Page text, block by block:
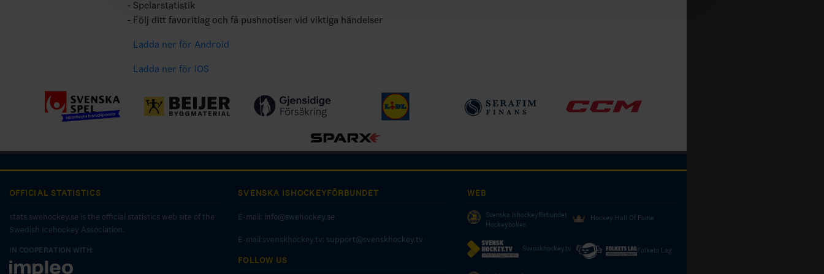
Spelarstatistik
Följ ditt favoritlag och få pushnotiser vid viktiga händelser
Ladda ner för Android
Ladda ner för IOS
OFFICIAL STATISTICS
stats.swehockey.se is the official statistics web site of the
Swedish Icehockey Association.
IN COOPERATION WITH:
SVENSKA ISHOCKEYFÖRBUNDET
E-mail: info@swehockey.se
E-mail:svenskhockey.tv: support@svenskhockey.tv
FOLLOW US
WEB
Svenska Ishockeyförbundet
Hockeyboken
Hockey Hall Of Fame
Svenskhockey.tv Folkets Lag